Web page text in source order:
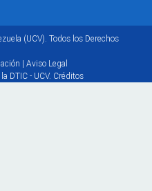
(UCV). Todos los Derechos
| Aviso Legal
DTIC - UCV. Créditos